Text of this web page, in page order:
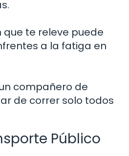
que te releve puede
a la fatiga en
compañero de
de correr solo todos
Público